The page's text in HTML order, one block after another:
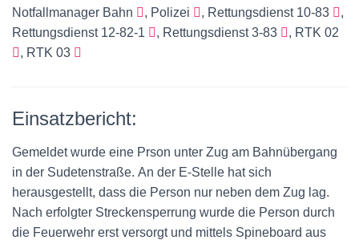
Notfallmanager Bahn
, Polizei , Rettungsdienst 10-83
,
Rettungsdienst 12-82-1
, Rettungsdienst 3-83
, RTK 02
, RTK 03
Einsatzbericht:
Gemeldet wurde eine Prson unter Zug am Bahnübergang
in der Sudetenstraße. An der E-Stelle hat sich
herausgestellt, dass die Person nur neben dem Zug lag.
Nach erfolgter Streckensperrung wurde die Person durch
die Feuerwehr erst versorgt und mittels Spineboard aus